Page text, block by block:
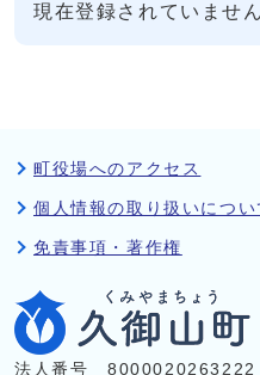
現在登録されていません
町役場へのアクセス
個人情報の取り扱いについ
免責事項・著作権
法人番号 8000020263222